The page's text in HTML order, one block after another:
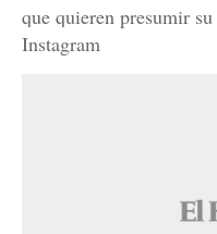
que quieren presumir
Instagram